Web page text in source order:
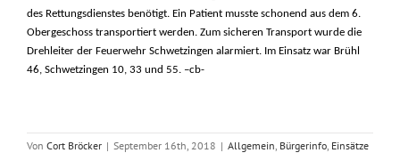
des Rettungsdienstes benötigt. Ein Patient musste schonend aus dem 6.
Obergeschoss transportiert werden. Zum sicheren Transport wurde die
Drehleiter der Feuerwehr Schwetzingen alarmiert. Im Einsatz war Brühl
46, Schwetzingen 10, 33 und 55. –cb-
Von Cort Bröcker | September 16th, 2018 | Allgemein Bürgerinfo Einsätze